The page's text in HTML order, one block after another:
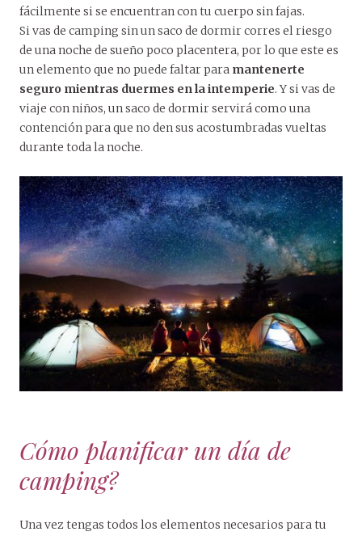
fácilmente si se encuentran con tu cuerpo sin fajas.
Si vas de camping sin un saco de dormir corres el riesgo
de una noche de sueño poco placentera, por lo que este es
un elemento que no puede faltar para mantenerte
seguro mientras duermes en la intemperie. Y si vas de
viaje con niños, un saco de dormir servirá como una
contención para que no den sus acostumbradas vueltas
durante toda la noche.
Cómo planificar un día de
camping?
Una vez tengas todos los elementos necesarios para tu